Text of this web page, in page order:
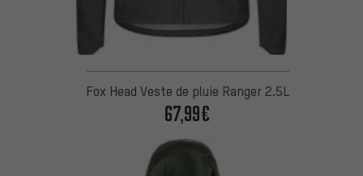
Fox Head Veste de pluie Ranger 2.5L
67,99€